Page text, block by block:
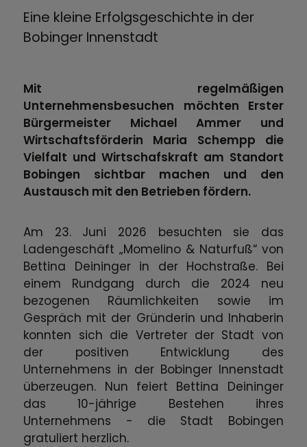
Eine kleine Erfolgsgeschichte in der
Bobinger Innenstadt
Mit regelmäßigen
Unternehmensbesuchen möchten Erster
Bürgermeister Michael Ammer und
Wirtschaftsförderin Maria Schempp die
Vielfalt und Wirtschafskraft am Standort
Bobingen sichtbar machen und den
Austausch mit den Betrieben fördern.
Am 23. Juni 2026 besuchten sie das
Ladengeschäft „Momelino & Naturfuß“ von
Bettina Deininger in der Hochstraße. Bei
einem Rundgang durch die 2024 neu
bezogenen Räumlichkeiten sowie im
Gespräch mit der Gründerin und Inhaberin
konnten sich die Vertreter der Stadt von
der positiven Entwicklung des
Unternehmens in der Bobinger Innenstadt
überzeugen. Nun feiert Bettina Deininger
das 10-jährige Bestehen ihres
Unternehmens - die Stadt Bobingen
gratuliert herzlich.